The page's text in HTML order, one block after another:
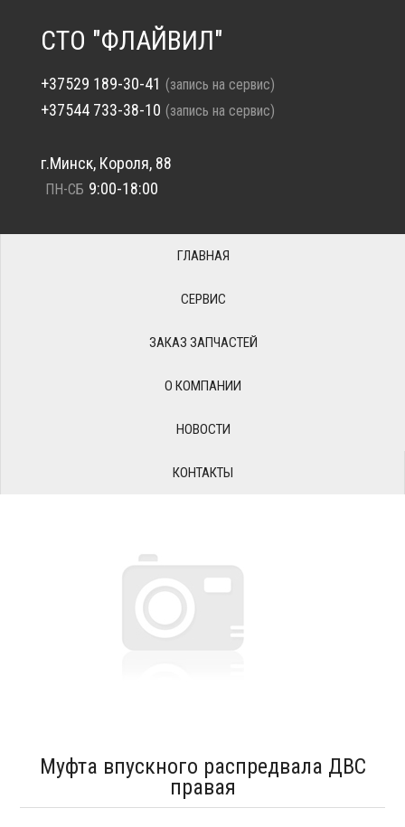
СТО "ФЛАЙВИЛ"
+37529 189-30-41 (запись на сервис)
+37544 733-38-10 (запись на сервис)
г.Минск, Короля, 88
ПН-СБ 9:00-18:00
ГЛАВНАЯ
СЕРВИС
ЗАКАЗ ЗАПЧАСТЕЙ
О КОМПАНИИ
НОВОСТИ
КОНТАКТЫ
Муфта впускного распредвала ДВС
правая